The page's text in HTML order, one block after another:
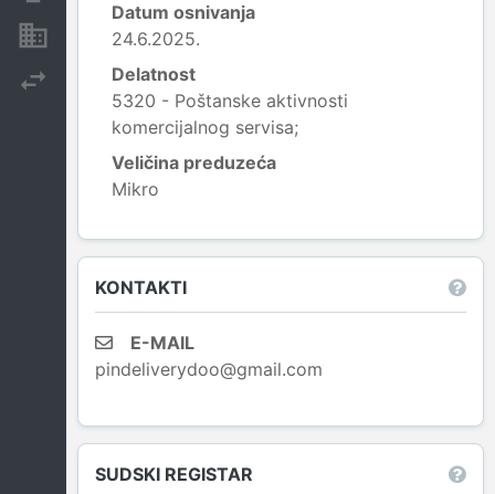
Nekretnine i imovina
Datum osnivanja
24.6.2025.
Delatnost
5320 - Poštanske aktivnosti
komercijalnog servisa;
Veličina preduzeća
Mikro
KONTAKTI
E-MAIL
pindeliverydoo@gmail.com
SUDSKI REGISTAR